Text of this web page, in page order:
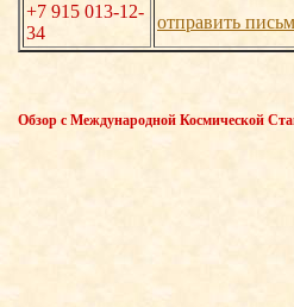
+7 915 013-12-
34
отправить
Обзор с Международной Космической